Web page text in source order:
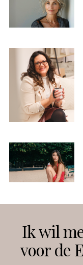
Instagram
Ik wil
voor de